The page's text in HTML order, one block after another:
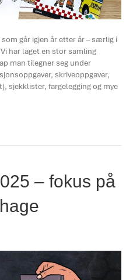
går igjen år etter år – særlig i
har laget en stor samling
man tilegner seg under
skriveoppgaver,
sjekklister, fargelegging og mye
– fokus på